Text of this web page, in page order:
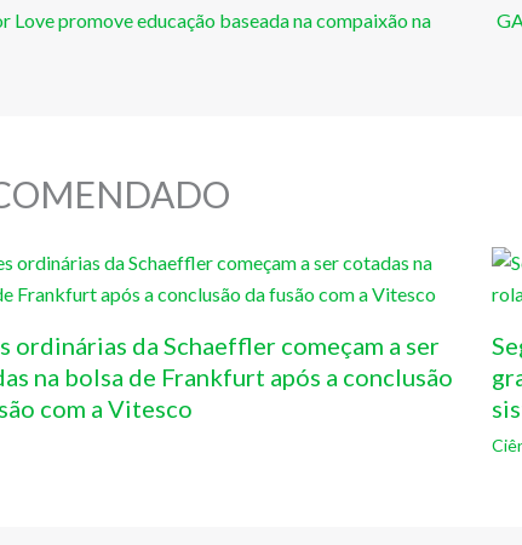
Love promove educação baseada na compaixão na
ordinárias da Schaeffler começam a ser
na bolsa de Frankfurt após a conclusão
com a Vitesco